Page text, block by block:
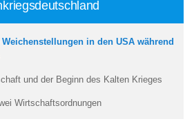
in den USA während
und der Beginn des Kalten Krieges
Wirtschaftsordnungen